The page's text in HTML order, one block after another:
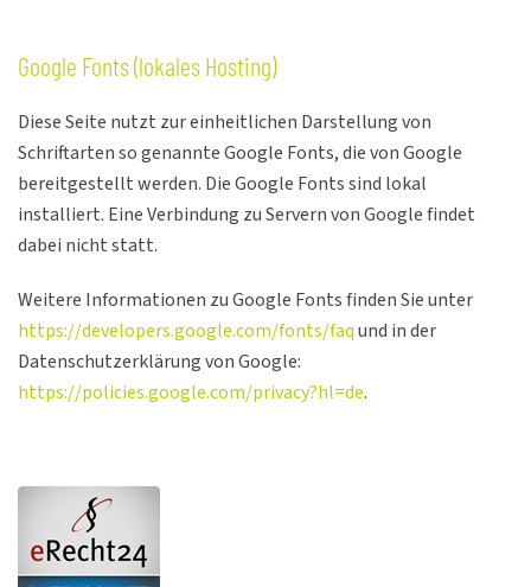
Google Fonts (lokales Hosting)
Diese Seite nutzt zur einheitlichen Darstellung von
Schriftarten so genannte Google Fonts, die von Google
bereitgestellt werden. Die Google Fonts sind lokal
installiert. Eine Verbindung zu Servern von Google findet
dabei nicht statt.
Weitere Informationen zu Google Fonts finden Sie unter
https://developers.google.com/fonts/faqund in der
Datenschutzerklärung von Google:
https://policies.google.com/privacy?hl=de.